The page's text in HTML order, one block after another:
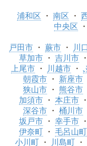
浦和区
南区
中央区
戸田市
蕨市 川
草加市
吉川市
上尾市
川越市
朝霞市
新座市
狭山市
熊谷市
加須市
本庄市
深谷市
桶川市
坂戸市
幸手市
伊奈町
毛呂山町
小川町
川島町